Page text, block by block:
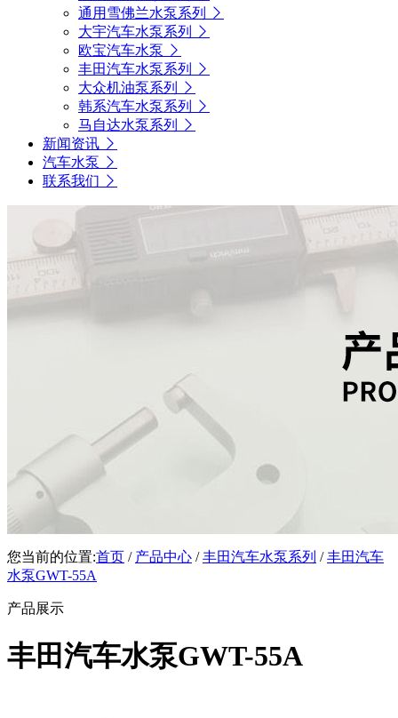
通用雪佛兰水泵系列
大宇汽车水泵系列
欧宝汽车水泵
丰田汽车水泵系列
大众机油泵系列
韩系汽车水泵系列
马自达水泵系列
新闻资讯
汽车水泵
联系我们
您当前的位置:首页 / 产品中心 /丰田汽车水泵系列 /丰田汽车
水泵GWT-55A
产品展示
丰田汽车水泵GWT-55A